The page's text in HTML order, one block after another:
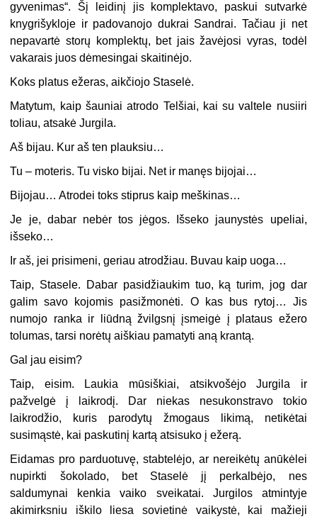
gyvenimas“. Šį leidinį jis komplektavo, paskui sutvarkė
knygrišykloje ir padovanojo dukrai Sandrai. Tačiau ji net
nepavartė storų komplektų, bet jais žavėjosi vyras, todėl
vakarais juos dėmesingai skaitinėjo.
Koks platus ežeras, aikčiojo Staselė.
Matytum, kaip šauniai atrodo Telšiai, kai su valtele nusiiri
toliau, atsakė Jurgila.
Aš bijau. Kur aš ten plauksiu…
Tu – moteris. Tu visko bijai. Net ir manęs bijojai…
Bijojau… Atrodei toks stiprus kaip meškinas…
Je je, dabar nebėr tos jėgos. Išseko jaunystės upeliai,
išseko…
Ir aš, jei prisimeni, geriau atrodžiau. Buvau kaip uoga…
Taip, Stasele. Dabar pasidžiaukim tuo, ką turim, jog dar
galim savo kojomis pasižmonėti. O kas bus rytoj… Jis
numojo ranka ir liūdną žvilgsnį įsmeigė į plataus ežero
tolumas, tarsi norėtų aiškiau pamatyti aną krantą.
Gal jau eisim?
Taip, eisim. Laukia mūsiškiai, atsikvošėjo Jurgila ir
pažvelgė į laikrodį. Dar niekas nesukonstravo tokio
laikrodžio, kuris parodytų žmogaus likimą, netikėtai
susimąstė, kai paskutinį kartą atsisuko į ežerą.
Eidamas pro parduotuvę, stabtelėjo, ar nereikėtų anūkėlei
nupirkti šokolado, bet Staselė jį perkalbėjo, nes
saldumynai kenkia vaiko sveikatai. Jurgilos atmintyje
akimirksniu iškilo liesa sovietinė vaikystė, kai mažieji